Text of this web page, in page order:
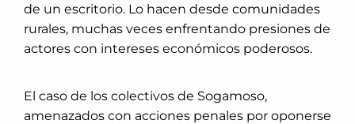
de un escritorio. Lo hacen desde comunidades
rurales, muchas veces enfrentando presiones de
actores con intereses económicos poderosos.
El caso de los colectivos de Sogamoso,
amenazados con acciones penales por oponerse